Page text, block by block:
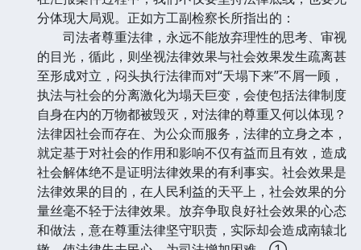
分体现大局观。正如方工副检察长所指出的：
司法者尊重法律，永远不能放弃理性的思考、审视
的目光，循此，则坐视法律效果与社会效果发生疏离甚
至形成对立，闷头执行法律而对“天塌下来”不屑一顾，
执法与社会的分离激化为塌天巨变，会使包括法律制度
自身在内的万物都被毁灭，对法律的尊重又何以体现？
法律因社会而存在、为公众而服务，法律的立身之本，
就定基于对社会的作用和影响不仅有益而且有效，造成
社会解体绝不是证明法律效果的有利事实。社会效果是
法律效果的目的，在人民利益的天平上，社会效果的分
量丝毫不轻于法律效果。放弃争取良好社会效果的心态
和做法，意在尊重法律坚守职责，实际却会造成南辕北